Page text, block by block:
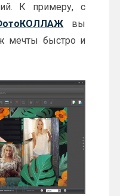
К примеру, с
вы
мечты быстро и